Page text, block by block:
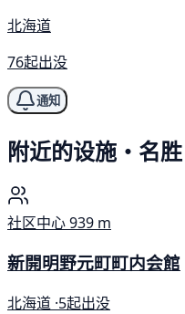
北海道
76起出没
通知
附近的设施・名胜
社区中心939 m
新開明野元町町内会館
北海道 ·5起出没